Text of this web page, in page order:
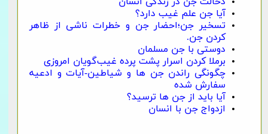
آیا جن علم غیب دارد؟
تسخیر جن؛احضار جن و خطرات ناشی از ظاهر
کردن جن.
دوستی با جن مسلمان
برملا کردن اسرار پشت پرده غیب‌گویان امروزی
چگونگی راندن جن ها و شیاطین-آیات و ادعیه
سفارش شده
آیا باید از جن ها ترسید؟
ازدواج جن با انسان